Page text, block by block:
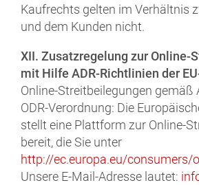
Kaufrechts gelten im Verhältnis
und dem Kunden nicht.
XII. Zusatzregelung zur Online-
mit Hilfe ADR-Richtlinien der
Online-Streitbeilegungen gemäß
ODR-Verordnung: Die
stellt eine Plattform zur Online-
bereit, die Sie unter
http://ec.europa.eu/consumers/
Unsere E-Mail-Adresse lautet: